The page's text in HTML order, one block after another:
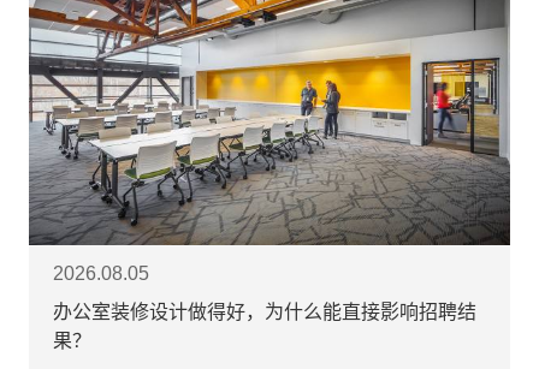
2026.08.05
办公室装修设计做得好，为什么能直接影响招聘结
果？